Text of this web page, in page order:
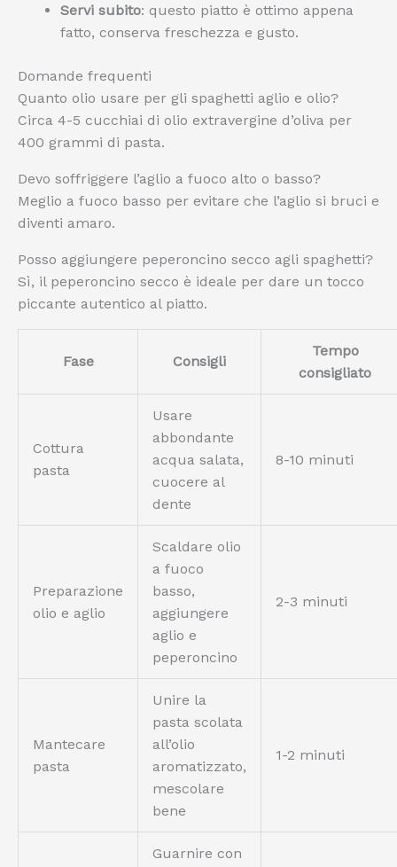
Servi subito: questo piatto è ottimo appena
fatto, conserva freschezza e gusto.
Domande frequenti
Quanto olio usare per gli spaghetti aglio e olio?
Circa 4-5 cucchiai di olio extravergine d’oliva per
400 grammi di pasta.
Devo soffriggere l’aglio a fuoco alto o basso?
Meglio a fuoco basso per evitare che l’aglio si bruci e
diventi amaro.
Posso aggiungere peperoncino secco agli spaghetti?
Sì, il peperoncino secco è ideale per dare un tocco
piccante autentico al piatto.
Fase Consigli
Tempo
consigliato
Cottura
pasta
Usare
abbondante
acqua salata,
cuocere al
dente
8-10 minuti
Preparazione
olio e aglio
Scaldare olio
a fuoco
basso,
aggiungere
aglio e
peperoncino
2-3 minuti
Mantecare
pasta
Unire la
pasta scolata
all’olio
aromatizzato,
mescolare
bene
1-2 minuti
Guarnire con